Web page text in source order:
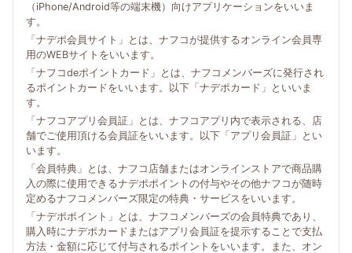
（iPhone/Android等の端末機）向けアプリケーションをいいま
す。
「ナデポ会員サイト」とは、ナフコが提供するオンライン会員専
用のWEBサイトをいいます。
「ナフコdeポイントカード」とは、ナフコメンバーズに発行され
るポイントカードをいいます。以下「ナデポカード」といいま
す。
「ナフコアプリ会員証」とは、ナフコアプリ内で表示される、店
舗でご使用頂ける会員証をいいます。以下「アプリ会員証」とい
います。
「会員特典」とは、ナフコ店舗またはオンラインストアで商品購
入の際に使用できるナデポポイントの付与やその他ナフコが随時
定めるナフコメンバーズ限定の特典・サービスをいいます。
「ナデポポイント」とは、ナフコメンバーズの会員特典であり、
購入時にナデポカードまたはアプリ会員証を提示することで支払
方法・金額に応じて付与されるポイントをいいます。また、オン